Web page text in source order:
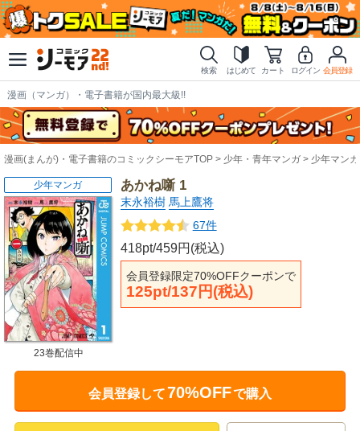
検索 はじめて カート ログイン 会員登録
漫画（マンガ）・電子書籍が国内最大級!!
漫画(まんが)・電子書籍のコミックシーモアTOP 少年・青年マンガ 少年マンガ
あかね噺 1
末永裕樹 馬上鷹将
67件
418pt/459円(税込)
会員登録限定70%OFFクーポンで
125pt/137円(税込)
少年マンガ
23巻配信中
会員登録して70%OFFで購入